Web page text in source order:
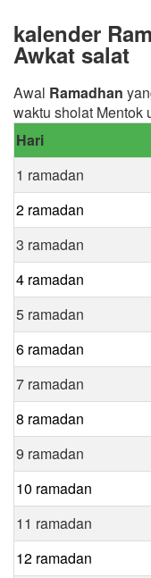
kalender
Awkat salat
Awal Ramadhan
waktu sholat Mentok
Hari
1 ramadan
2 ramadan
3 ramadan
4 ramadan
5 ramadan
6 ramadan
7 ramadan
8 ramadan
9 ramadan
10 ramadan
11 ramadan
12 ramadan